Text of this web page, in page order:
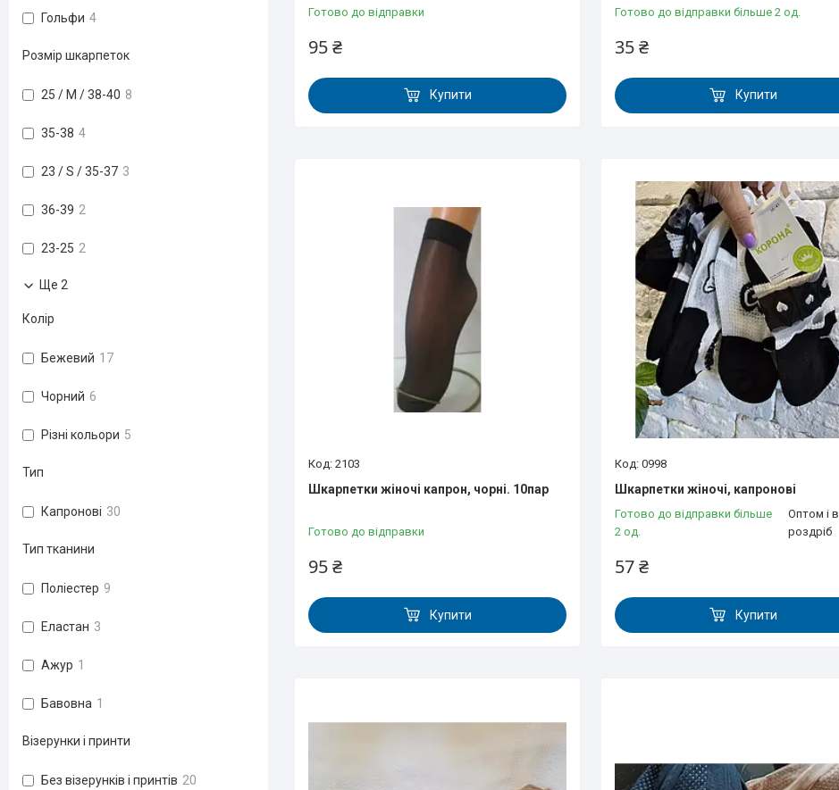
Готово до відправки
95 ₴
Купити
Готово до відправки більше 2 од.
35 ₴
Купити
2103
Шкарпетки жіночі капрон, чорні. 10пар
Готово до відправки
95 ₴
Купити
0998
Шкарпетки жіночі, капронові
Готово до відправки більше
2 од.
Оптом і в
роздріб
57 ₴
Купити
Гольфи 4
Розмір шкарпеток
25 / M / 38-40 8
35-38 4
23 / S / 35-37 3
36-39 2
23-25 2
Ще 2
Колір
Бежевий 17
Чорний 6
Різні кольори 5
Тип
Капронові 30
Тип тканини
Поліестер 9
Еластан 3
Ажур 1
Бавовна 1
Візерунки і принти
Без візерунків і принтів 20